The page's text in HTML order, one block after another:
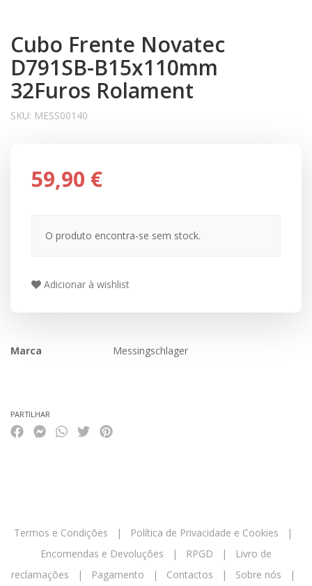
Cubo Frente Novatec
D791SB-B15x110mm
32Furos Rolament
SKU: MESS00140
59,90 €
O produto encontra-se sem stock.
Adicionar à wishlist
Marca
Messingschlager
PARTILHAR
Termos e Condições | Política de Privacidade e Cookies |
Encomendas e Devoluções | RPGD |
Livro de
reclamações | Pagamento | Contactos | Sobre nós |